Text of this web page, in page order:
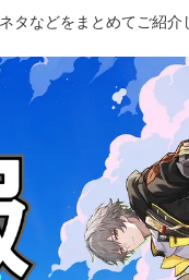
などをまとめてご紹介